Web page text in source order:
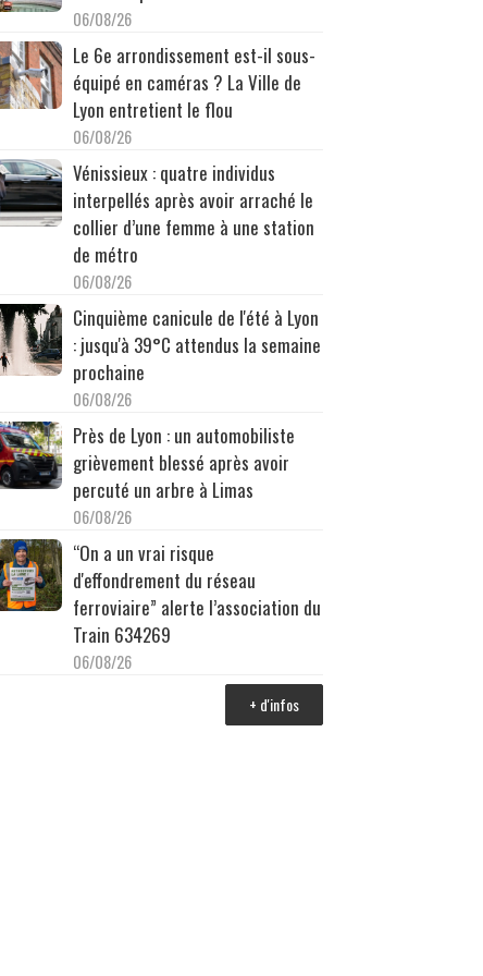
06/08/26
Le 6e arrondissement est-il sous-
équipé en caméras ? La Ville de
Lyon entretient le flou
06/08/26
Vénissieux : quatre individus
interpellés après avoir arraché le
collier d’une femme à une station
de métro
06/08/26
Cinquième canicule de l'été à Lyon
: jusqu'à 39°C attendus la semaine
prochaine
06/08/26
Près de Lyon : un automobiliste
grièvement blessé après avoir
percuté un arbre à Limas
06/08/26
“On a un vrai risque
d'effondrement du réseau
ferroviaire” alerte l’association du
Train 634269
06/08/26
+ d'infos